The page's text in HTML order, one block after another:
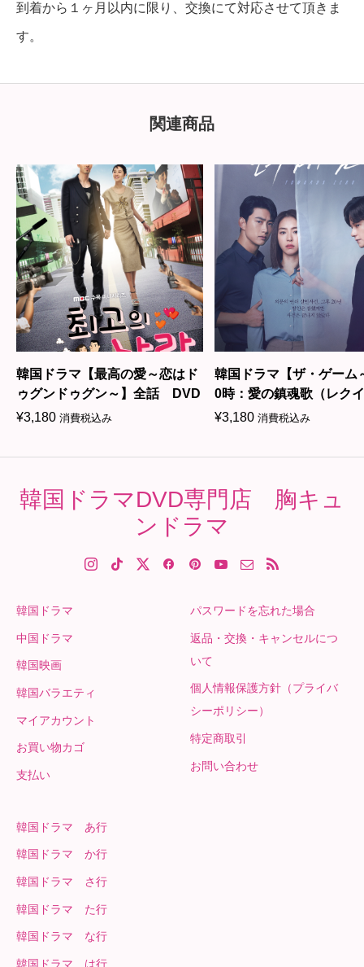
到着から１ヶ月以内に限り、交換にて対応させて頂きま
す。
関連商品
韓国ドラマ【最高の愛～恋はド
ゥグンドゥグン～】全話 DVD
¥3,180 消費税込み
韓国ドラマ【ザ・ゲーム
0時：愛の鎮魂歌（レク
ム）～】全話 DVD＆
¥3,180 消費税込み
韓国ドラマDVD専門店 胸キュ
ンドラマ
韓国ドラマ
中国ドラマ
韓国映画
韓国バラエティ
マイアカウント
お買い物カゴ
支払い
パスワードを忘れた場合
返品・交換・キャンセルにつ
いて
個人情報保護方針（プライバ
シーポリシー）
特定商取引
お問い合わせ
韓国ドラマ あ行
韓国ドラマ か行
韓国ドラマ さ行
韓国ドラマ た行
韓国ドラマ な行
韓国ドラマ は行